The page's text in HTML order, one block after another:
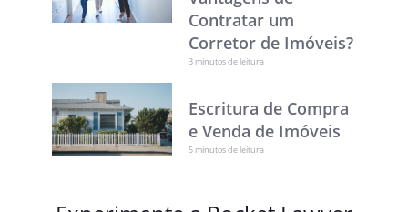
Contratar um
Corretor de Imóveis?
3 minutos de leitura
Escritura de Compra
e Venda de Imóveis
5 minutos de leitura